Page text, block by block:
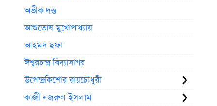
অভীক দত্ত
আশুতোষ মুখোপাধ্যায়
আহমদ ছফা
ঈশ্বরচন্দ্র বিদ্যাসাগর
উপেন্দ্রকিশোর রায়চৌধুরী
কাজী নজরুল ইসলাম